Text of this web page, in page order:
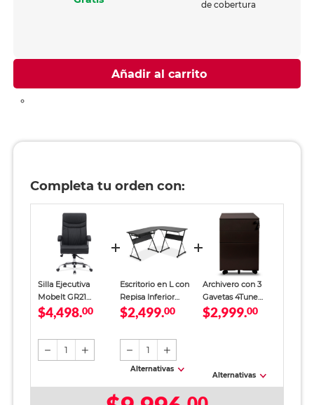
de cobertura
Añadir al carrito
Completa tu orden con:
Silla Ejecutiva
Mobelt GR21
Negro
$4,498.00
1
Escritorio en L con
Repisa Inferior
4Tune Metal Negro
Mate
$2,499.00
1
Alternativas
Archivero con 3
Gavetas 4Tune
Metal Negro
$2,999.00
Alternativas